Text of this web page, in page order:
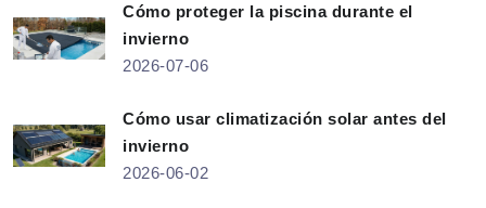
Cómo proteger la piscina durante el
invierno
2026-07-06
Cómo usar climatización solar antes del
invierno
2026-06-02